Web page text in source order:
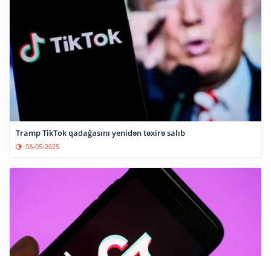
Tramp TikTok qadağasını yenidən təxirə salıb
08-05-2025